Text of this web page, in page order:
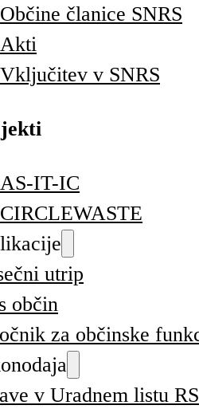
Občine članice SNRS
Akti
Vključitev v SNRS
AS-IT-IC
CIRCLEWASTE
utrip
občin
za občinske
v Uradnem listu RS